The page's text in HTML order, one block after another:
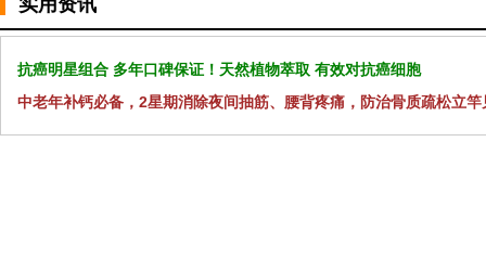
实用资讯
抗癌明星组合 多年口碑保证！天然植物萃取 有效对抗癌细胞
中老年补钙必备，2星期消除夜间抽筋、腰背疼痛，防治骨质疏松立竿